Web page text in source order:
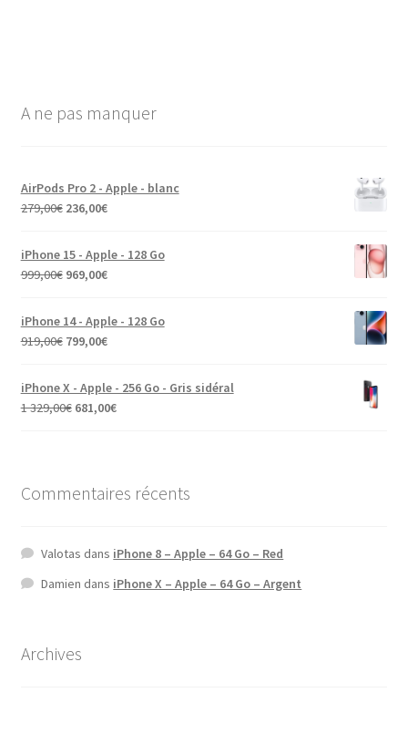
A ne pas manquer
AirPods Pro 2 - Apple - blanc
279,00€ 236,00€
iPhone 15 - Apple - 128 Go
999,00€ 969,00€
iPhone 14 - Apple - 128 Go
919,00€ 799,00€
iPhone X - Apple - 256 Go - Gris sidéral
1 329,00€ 681,00€
Commentaires récents
Valotas dans iPhone 8 – Apple – 64 Go – Red
Damien dans iPhone X – Apple – 64 Go – Argent
Archives